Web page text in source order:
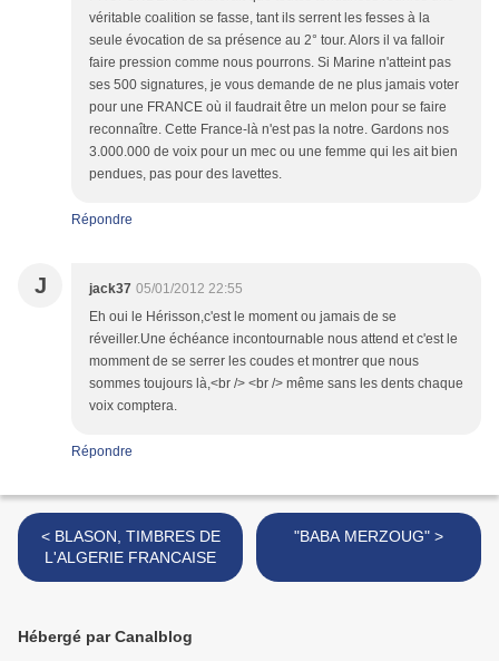
véritable coalition se fasse, tant ils serrent les fesses à la
seule évocation de sa présence au 2° tour. Alors il va falloir
faire pression comme nous pourrons. Si Marine n'atteint pas
ses 500 signatures, je vous demande de ne plus jamais voter
pour une FRANCE où il faudrait être un melon pour se faire
reconnaître. Cette France-là n'est pas la notre. Gardons nos
3.000.000 de voix pour un mec ou une femme qui les ait bien
pendues, pas pour des lavettes.
Répondre
J jack37 05/01/2012 22:55
Eh oui le Hérisson,c'est le moment ou jamais de se
réveiller.Une échéance incontournable nous attend et c'est le
momment de se serrer les coudes et montrer que nous
sommes toujours là,<br /> <br /> même sans les dents chaque
voix comptera.
Répondre
< BLASON, TIMBRES DE
L'ALGERIE FRANCAISE
"BABA MERZOUG" >
Hébergé par Canalblog